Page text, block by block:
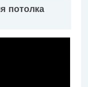
потолка